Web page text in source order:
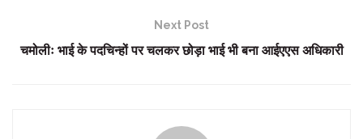
Next Post
चमोलीः भाई के पदचिन्हों पर चलकर छोड़ा भाई भी बना आईएएस अधिकारी